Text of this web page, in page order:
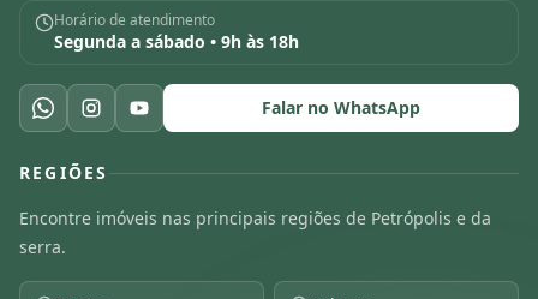
Horário de atendimento
Segunda a sábado • 9h às 18h
Falar no WhatsApp
REGIÕES
Encontre imóveis nas principais regiões de Petrópolis e da
serra.